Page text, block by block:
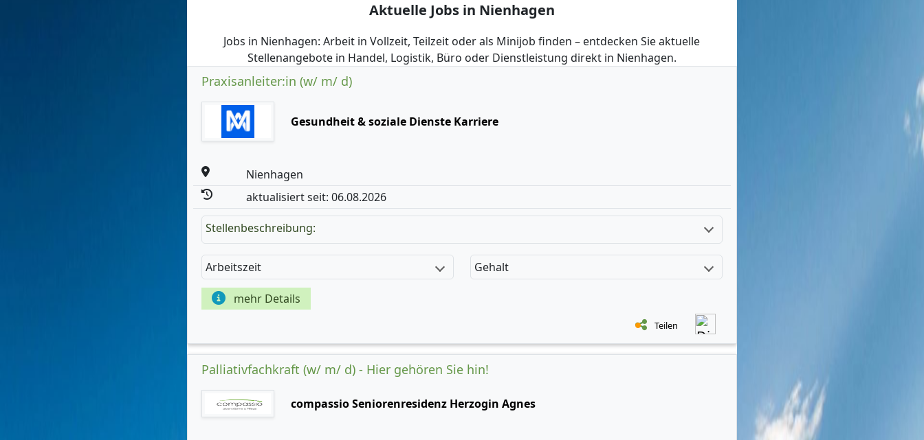
Aktuelle Jobs in Nienhagen
Jobs in Nienhagen: Arbeit in Vollzeit, Teilzeit oder als Minijob finden – entdecken Sie aktuelle
Stellenangebote in Handel, Logistik, Büro oder Dienstleistung direkt in Nienhagen.
Praxisanleiter:in (w/ m/ d)
Gesundheit & soziale Dienste Karriere
Nienhagen
aktualisiert seit: 06.08.2026
Stellenbeschreibung:
Arbeitszeit Gehalt
mehr Details
Teilen
Palliativfachkraft (w/ m/ d) - Hier gehören Sie hin!
compassio Seniorenresidenz Herzogin Agnes